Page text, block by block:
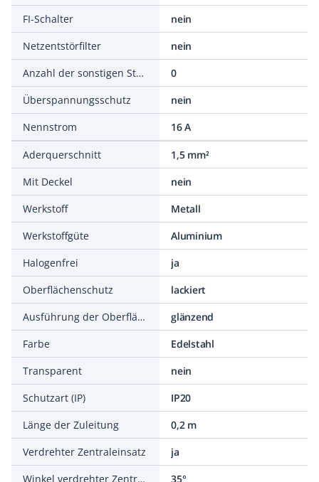
FI-Schalter
nein
Netzentstörfilter
nein
Anzahl der sonstigen Steckdosen
0
Überspannungsschutz
nein
Nennstrom
16 A
Aderquerschnitt
1,5 mm²
Mit Deckel
nein
Werkstoff
Metall
Werkstoffgüte
Aluminium
Halogenfrei
ja
Oberflächenschutz
lackiert
Ausführung der Oberfläche
glänzend
Farbe
Edelstahl
Transparent
nein
Schutzart (IP)
IP20
Länge der Zuleitung
0,2 m
Verdrehter Zentraleinsatz
ja
Winkel verdrehter Zentraleinsatz
35°